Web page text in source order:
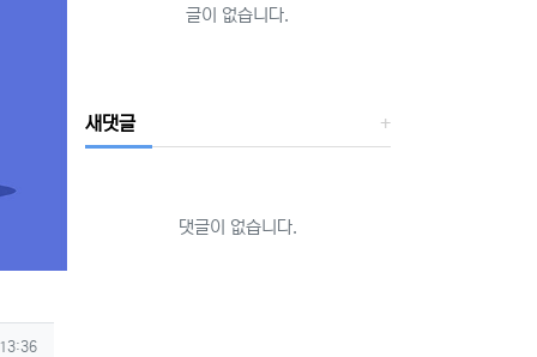
글이 없습니다.
새댓글
댓글이 없습니다.